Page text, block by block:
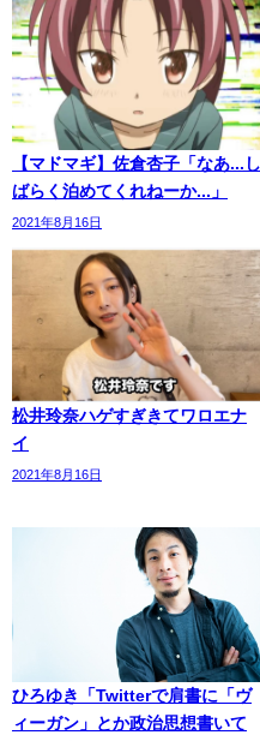
【マドマギ】佐倉杏子「なあ...し
ばらく泊めてくれねーか...」
2021年8月16日
松井玲奈ハゲすぎきてワロエナ
イ
2021年8月16日
ひろゆき「Twitterで肩書に「ヴ
ィーガン」とか政治思想書いて